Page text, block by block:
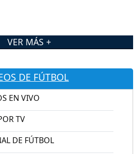
VER MÁS +
DE FÚTBOL
EN VIVO
TV
DE FÚTBOL